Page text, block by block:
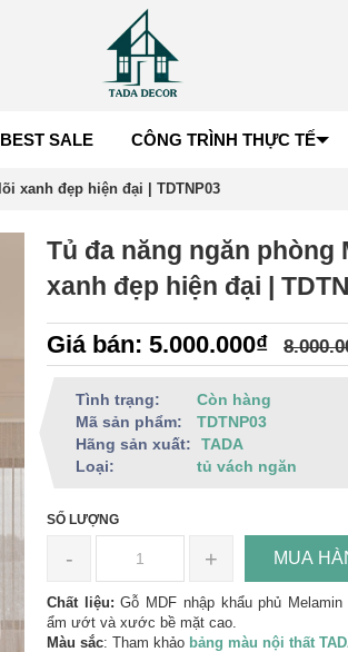
BEST SALE CÔNG TRÌNH THỰC TẾ
xanh đẹp hiện đại | TDTNP03
Tủ đa năng ngăn phòng
xanh đẹp hiện đại |
Giá bán: 5.000.000₫
Tình trạng:
Còn hàng
Mã sản phẩm:
TDTNP03
Hãng sản xuất:
TADA
Loại:
tủ vách ngăn
SỐ LƯỢNG
- + MUA
Chất liệu: Gỗ MDF nhập khẩu phủ
ẩm ướt và xước bề mặt cao.
Màu sắc: Tham khảo bảng màu nội thất